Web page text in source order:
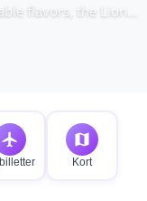
flavors, the Lion
flight map
Kort